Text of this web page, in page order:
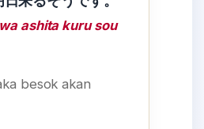
ashita kuru sou
besok akan